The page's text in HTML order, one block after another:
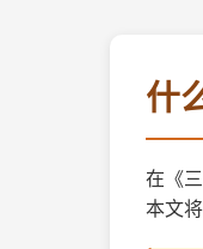
什
在《
本文